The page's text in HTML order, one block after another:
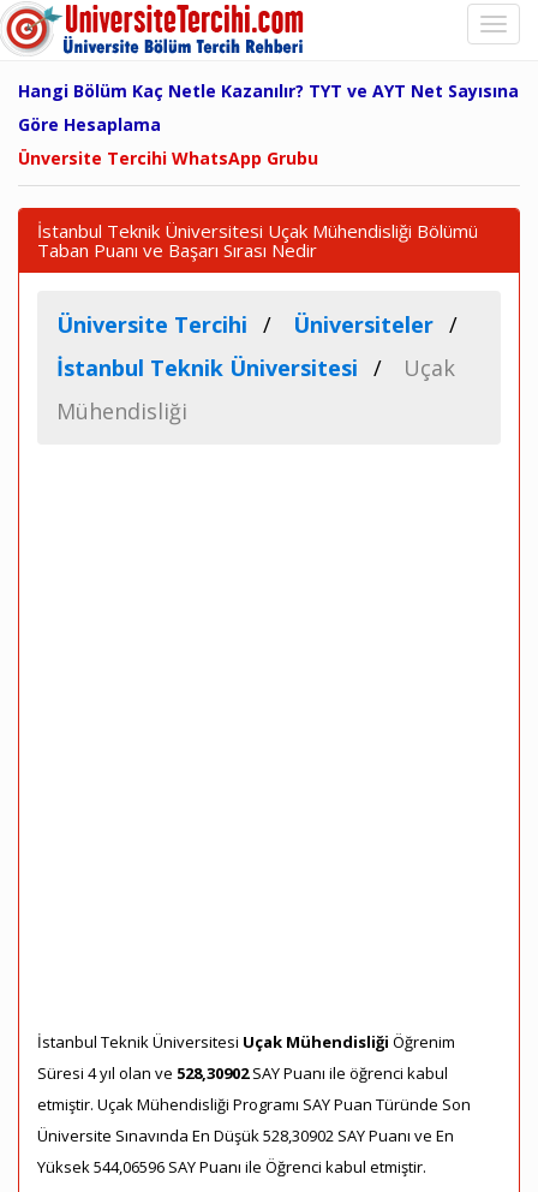
Hangi Bölüm Kaç Netle Kazanılır? TYT ve AYT Net Sayısına
Göre Hesaplama
Ünversite Tercihi WhatsApp Grubu
İstanbul Teknik Üniversitesi Uçak Mühendisliği Bölümü
Taban Puanı ve Başarı Sırası Nedir
Üniversite Tercihi
Üniversiteler
İstanbul Teknik Üniversitesi
Uçak
Mühendisliği
İstanbul Teknik Üniversitesi Uçak Mühendisliği Öğrenim
Süresi 4 yıl olan ve 528,30902SAY Puanı ile öğrenci kabul
etmiştir. Uçak Mühendisliği Programı SAY Puan Türünde Son
Üniversite Sınavında En Düşük 528,30902 SAY Puanı ve En
Yüksek 544,06596 SAY Puanı ile Öğrenci kabul etmiştir.